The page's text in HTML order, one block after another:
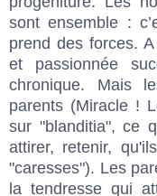
sont ensemble :
prend des forces.
et passionnée
chronique. Mais
parents (Miracle !
sur "blanditia", ce
attirer, retenir,
"caresses"). Les
la tendresse qui